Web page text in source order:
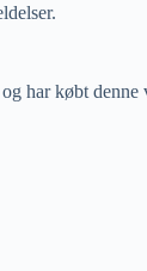
har købt denne